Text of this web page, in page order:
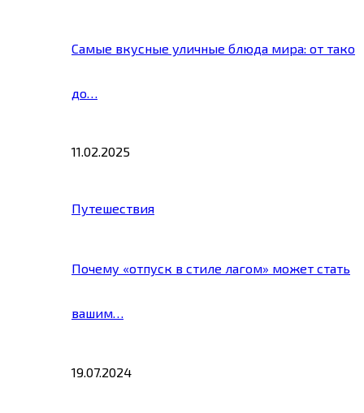
Самые вкусные уличные блюда мира: от тако
до…
11.02.2025
Путешествия
Почему «отпуск в стиле лагом» может стать
вашим…
19.07.2024